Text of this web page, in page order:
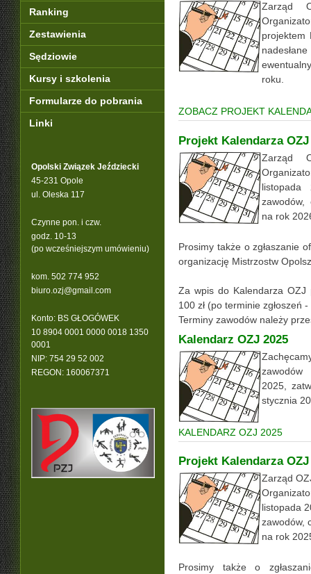
Ranking
Zestawienia
Sędziowie
Kursy i szkolenia
Formularze do pobrania
Linki
Opolski Związek Jeździecki
45-231 Opole
ul. Oleska 117
Czynne pon. i czw.
godz. 10-13
(po wcześniejszym umówieniu)
kom. 502 774 952
biuro.ozj@gmail.com
Konto: BS GŁOGÓWEK
10 8904 0001 0000 0018 1350
0001
NIP: 754 29 52 002
REGON: 160067371
Zarząd
projektem
roku.
ZOBACZ PROJEKT
Projekt Kalendarza OZJ
Zarząd
listopada
zawodów,
na rok
Prosimy także o zgłaszanie
organizację Mistrzostw
Za wpis do Kalendarza OZJ
100 zł (po terminie zgłoszeń -
Terminy zawodów należy
Kalendarz OZJ 2025
zawodów
2025,
stycznia
KALENDARZ OZJ 2025
Projekt Kalendarza OZJ
Zarząd
listopada
zawodów,
na rok
Prosimy także o